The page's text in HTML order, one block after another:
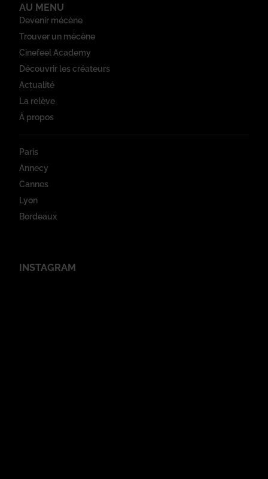
AU MENU
Devenir mécène
Trouver un mécène
Cinefeel Academy
Découvrir les créateurs
Actualité
La relève
À propos
Paris
Annecy
Cannes
Lyon
Bordeaux
INSTAGRAM